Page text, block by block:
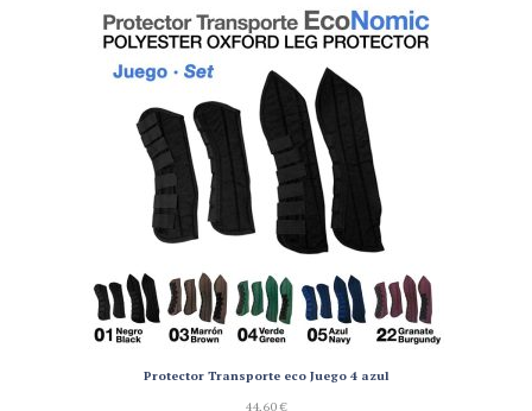
Protector Transporte eco Juego 4 azul
44,60€